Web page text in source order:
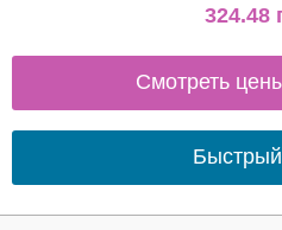
324.48
Смотреть
Быстрый